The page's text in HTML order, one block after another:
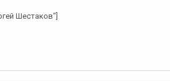
Шестаков"]